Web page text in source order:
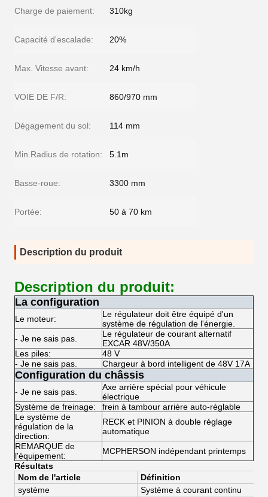
Charge de paiement: 310kg
Capacité d'escalade: 20%
Max. Vitesse avant: 24 km/h
VOIE DE F/R: 860/970 mm
Dégagement du sol: 114 mm
Min.Radius de rotation: 5.1m
Basse-roue: 3300 mm
Portée: 50 à 70 km
Description du produit
Description du produit:
La configuration
Le moteur:
Le régulateur doit être équipé d'un
système de régulation de l'énergie.
- Je ne sais pas.
Le régulateur de courant alternatif
EXCAR 48V/350A
Les piles:
48 V
- Je ne sais pas.
Chargeur à bord intelligent de 48V 17A
Configuration du châssis
- Je ne sais pas.
Axe arrière spécial pour véhicule
électrique
Système de freinage:
frein à tambour arrière auto-réglable
Le système de
régulation de la
direction:
RECK et PINION à double réglage
automatique
REMARQUE de
l'équipement:
MCPHERSON indépendant printemps
Résultats
Nom de l'article
Définition
système
Système à courant continu